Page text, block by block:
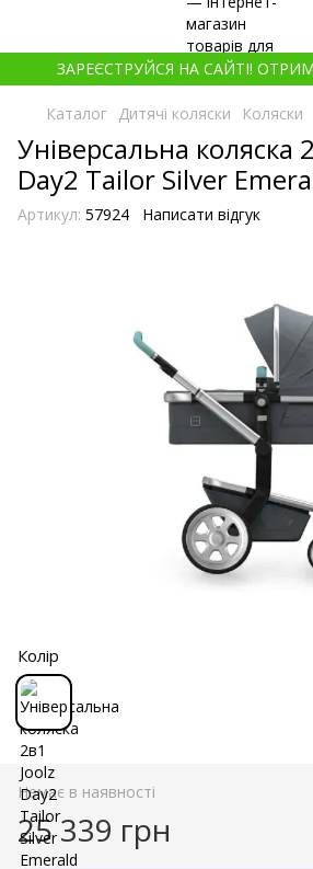
ЗАРЕЄСТРУЙСЯ НА САЙТІ!
Каталог Дитячі коляски Коляски
Універсальна коляска
Day2 Tailor Silver
Артикул: 57924 Написати відгук
Колір
Немає в наявності
25 339 грн